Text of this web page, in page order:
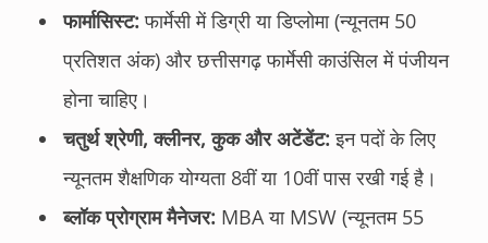
फार्मासिस्ट: फार्मेसी में डिग्री या डिप्लोमा (न्यूनतम 50
प्रतिशत अंक) और छत्तीसगढ़ फार्मेसी काउंसिल में पंजीयन
होना चाहिए।
चतुर्थ श्रेणी, क्लीनर, कुक और अटेंडेंट: इन पदों के लिए
न्यूनतम शैक्षणिक योग्यता 8वीं या 10वीं पास रखी गई है।
ब्लॉक प्रोग्राम मैनेजर: MBA या MSW (न्यूनतम 55